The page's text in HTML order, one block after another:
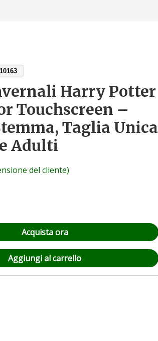
10163
Harry Potter
Touchscreen –
Taglia Unica
Adulti
del cliente)
Acquista ora
Aggiungi al carrello